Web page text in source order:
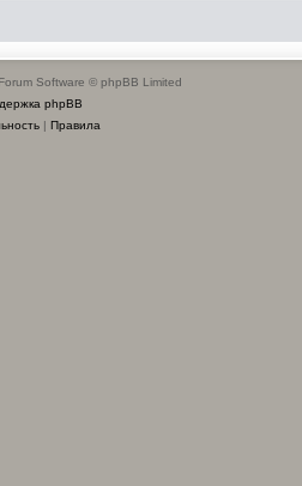
Software © phpBB Limited
phpBB
| Правила